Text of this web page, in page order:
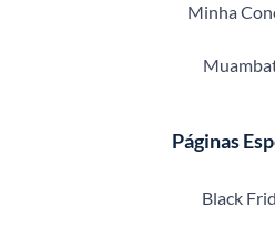
Minha
Páginas
Black